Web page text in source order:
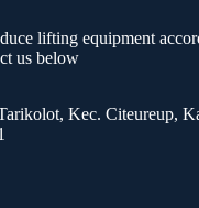
lifting equipment
us below
Kec. Citeureup,